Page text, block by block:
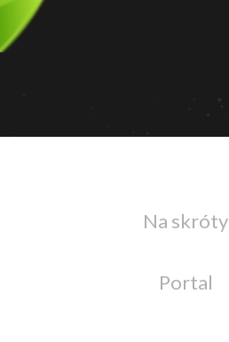
Na skróty
Portal